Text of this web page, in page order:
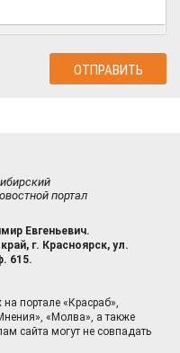
портал
Евгеньевич.
г. Красноярск, ул.
615.
портале «Красраб»,
«Молва», а также
сайта могут не совпадать